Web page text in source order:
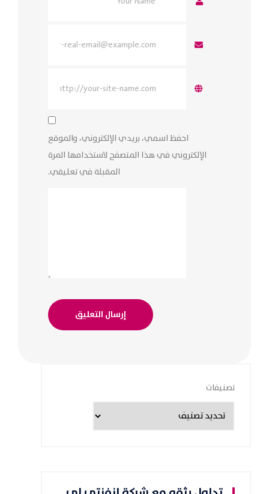
احفظ اسمي، بريدي الإلكتروني، والموقع
الإلكتروني في هذا المتصفح لاستخدامها المرة
المقبلة في تعليقي.
تصنيفات